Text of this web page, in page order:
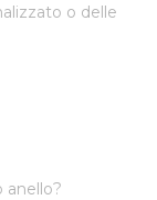
o delle